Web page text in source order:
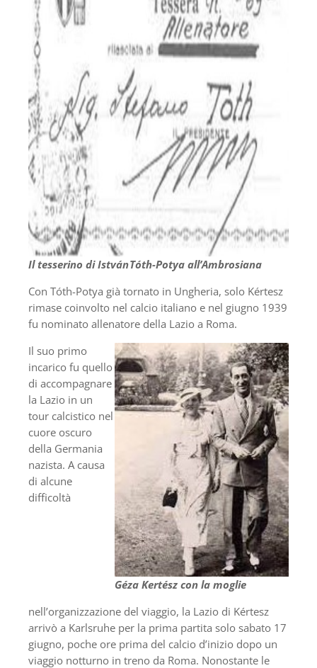
Il tesserino di István Tóth-Potya all’Ambrosiana
Con Tóth-Potya già tornato in Ungheria, solo Kértesz
rimase coinvolto nel calcio italiano e nel giugno 1939
fu nominato allenatore della Lazio a Roma.
Géza Kertész con la moglie
Il suo primo
incarico fu quello
di accompagnare
la Lazio in un
tour calcistico nel
cuore oscuro
della Germania
nazista. A causa
di alcune
difficoltà
nell’organizzazione del viaggio, la Lazio di Kértesz
arrivò a Karlsruhe per la prima partita solo sabato 17
giugno, poche ore prima del calcio d’inizio dopo un
viaggio notturno in treno da Roma. Nonostante le